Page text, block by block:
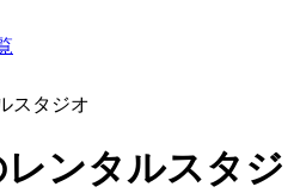
スタジオ
ンタルスタジ